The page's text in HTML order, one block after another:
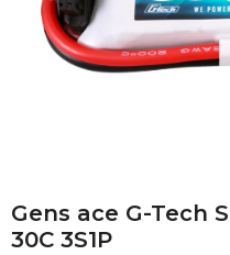
Gens ace G-Tech
30C 3S1P